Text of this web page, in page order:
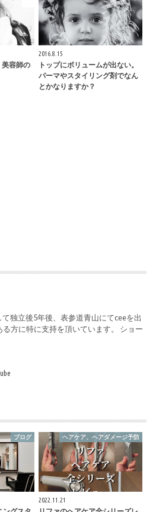
容師の
2016.8.15
トップにボリュームが出ない。
パーマやスタイリング剤でなん
とかなりますか？
独立後5年後、表参道青山にてceeを出
方に特に支持を頂いています。 ショー
ブログ ヘアケア、ヘアダメージ予防
2022.11.21